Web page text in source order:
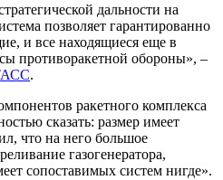
дальности на
позволяет гарантированно
и все находящиеся еще в
противоракетной обороны», –
.
ракетного комплекса
сказать: размер имеет
что на него большое
газогенератора,
сопоставимых систем нигде».